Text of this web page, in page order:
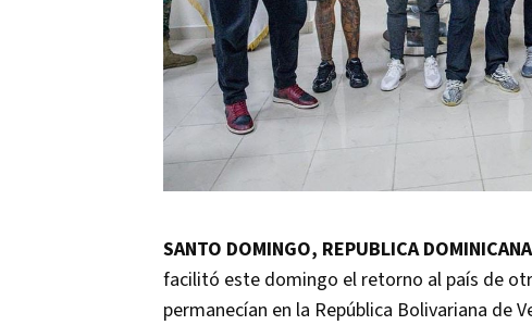
SANTO DOMINGO, REPUBLICA
facilitó este domingo el retorno al país de
permanecían en la República Bolivariana de